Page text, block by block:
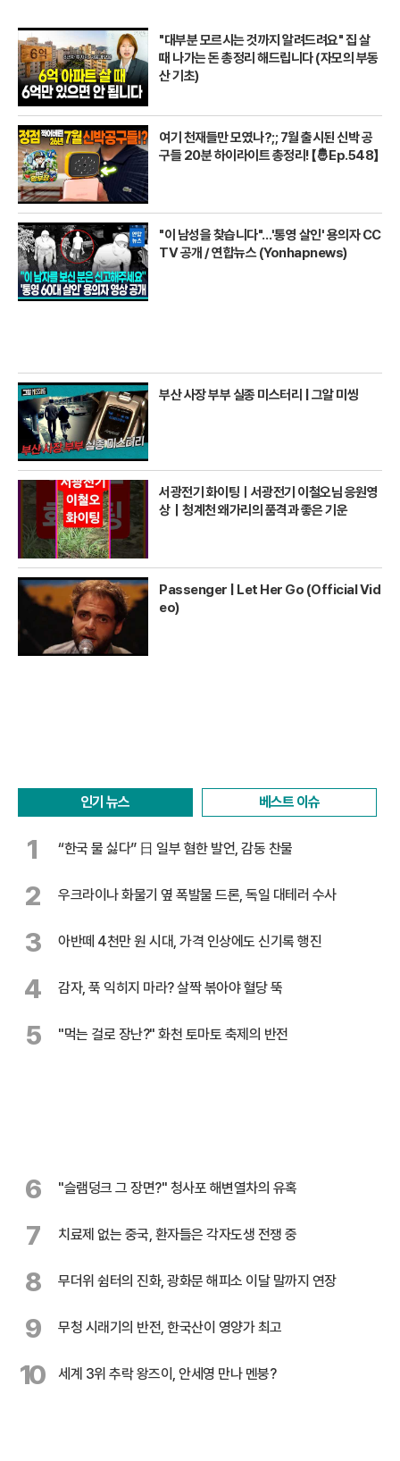
"대부분 모르시는 것까지 알려드려요" 집 살
때 나가는 돈 총정리 해드립니다 (자모의 부동
산 기초)
여기 천재들만 모였나?;; 7월 출시된 신박 공
구들 20분 하이라이트 총정리! 【🤴Ep.548】
"이 남성을 찾습니다"…'통영 살인' 용의자 CC
TV 공개 / 연합뉴스 (Yonhapnews)
부산 사장 부부 실종 미스터리 | 그알 미씽
서광전기 화이팅ㅣ서광전기 이철오님 응원영
상｜청계천 왜가리의 품격과 좋은 기운
Passenger | Let Her Go (Official Vid
eo)
인기 뉴스 베스트 이슈
1 “한국 물 싫다” 日 일부 혐한 발언, 감동 찬물
2 우크라이나 화물기 옆 폭발물 드론, 독일 대테러 수사
3 아반떼 4천만 원 시대, 가격 인상에도 신기록 행진
4 감자, 푹 익히지 마라? 살짝 볶아야 혈당 뚝
5 "먹는 걸로 장난?" 화천 토마토 축제의 반전
6 "슬램덩크 그 장면?" 청사포 해변열차의 유혹
7 치료제 없는 중국, 환자들은 각자도생 전쟁 중
8 무더위 쉼터의 진화, 광화문 해피소 이달 말까지 연장
9 무청 시래기의 반전, 한국산이 영양가 최고
10 세계 3위 추락 왕즈이, 안세영 만나 멘붕?